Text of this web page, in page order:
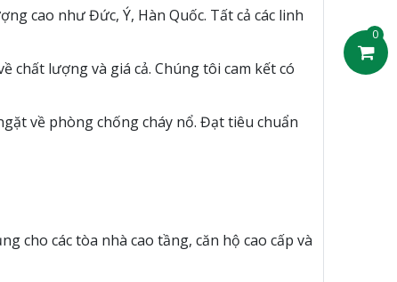
0
cao như Đức, Ý, Hàn Quốc. Tất cả các linh
chất lượng và giá cả. Chúng tôi cam kết có
về phòng chống cháy nổ. Đạt tiêu chuẩn
cho các tòa nhà cao tầng, căn hộ cao cấp và